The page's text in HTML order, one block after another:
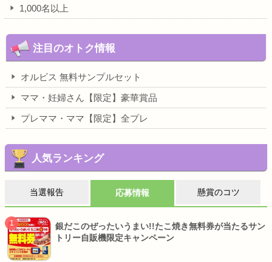
1,000名以上
注目のオトク情報
オルビス 無料サンプルセット
ママ・妊婦さん【限定】豪華賞品
プレママ・ママ【限定】全プレ
人気ランキング
当選報告 応募情報 懸賞のコツ
銀だこのぜったいうまい!!たこ焼き無料券が当たるサン
トリー自販機限定キャンペーン